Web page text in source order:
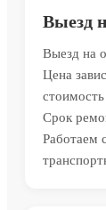
Выезд
Выезд на
Цена
Срок
Работаем